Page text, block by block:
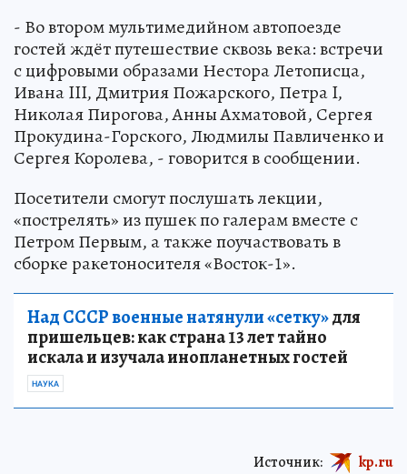
- Во втором мультимедийном автопоезде
гостей ждёт путешествие сквозь века: встречи
с цифровыми образами Нестора Летописца,
Ивана III, Дмитрия Пожарского, Петра I,
Николая Пирогова, Анны Ахматовой, Сергея
Прокудина-Горского, Людмилы Павличенко и
Сергея Королева, - говорится в сообщении.
Посетители смогут послушать лекции,
«пострелять» из пушек по галерам вместе с
Петром Первым, а также поучаствовать в
сборке ракетоносителя «Восток-1».
Над СССР военные натянули «сетку»для
пришельцев: как страна 13 лет тайно
искала и изучала инопланетных гостей
НАУКА
Источник: kp.ru